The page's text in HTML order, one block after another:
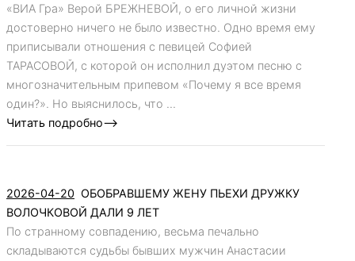
«ВИА Гра» Верой БРЕЖНЕВОЙ, о его личной жизни
достоверно ничего не было известно. Одно время ему
приписывали отношения с певицей Софией
ТАРАСОВОЙ, с которой он исполнил дуэтом песню с
многозначительным припевом «Почему я все время
один?». Но выяснилось, что ...
Читать подробно-->
2026-04-20 ОБОБРАВШЕМУ ЖЕНУ ПЬЕХИ ДРУЖКУ
ВОЛОЧКОВОЙ ДАЛИ 9 ЛЕТ
По странному совпадению, весьма печально
складываются судьбы бывших мужчин Анастасии